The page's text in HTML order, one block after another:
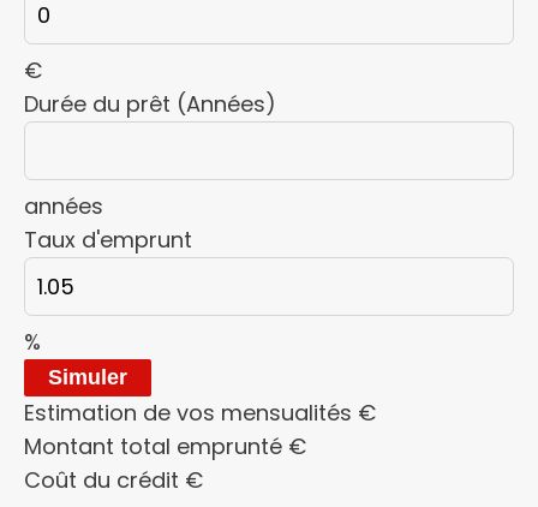
€
Durée du prêt (Années)
années
Taux d'emprunt
%
Simuler
Estimation de vos mensualités €
Montant total emprunté €
Coût du crédit €